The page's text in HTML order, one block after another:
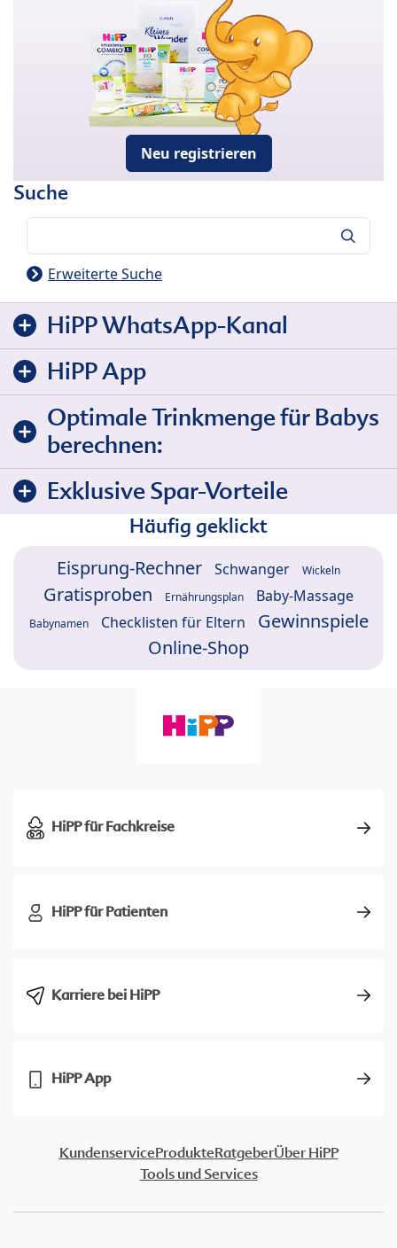
Neu registrieren
Suche
Erweiterte Suche
HiPP WhatsApp-Kanal
HiPP App
Optimale Trinkmenge für Babys
berechnen:
Exklusive Spar-Vorteile
Häufig geklickt
Eisprung-Rechner Schwanger Wickeln
Gratisproben Ernährungsplan Baby-Massage
Babynamen Checklisten für Eltern
Gewinnspiele
Online-Shop
HiPP für Fachkreise
HiPP für Patienten
Karriere bei HiPP
HiPP App
KundenserviceProdukteRatgeberÜber HiPP
Tools und Services